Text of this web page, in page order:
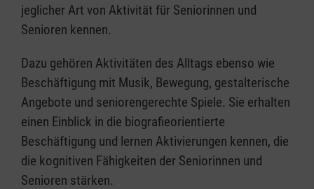
jeglicher Art von Aktivität für Seniorinnen und
Senioren kennen.
Dazu gehören Aktivitäten des Alltags ebenso wie
Beschäftigung mit Musik, Bewegung, gestalterische
Angebote und seniorengerechte Spiele. Sie erhalten
einen Einblick in die biografieorientierte
Beschäftigung und lernen Aktivierungen kennen, die
die kognitiven Fähigkeiten der Seniorinnen und
Senioren stärken.